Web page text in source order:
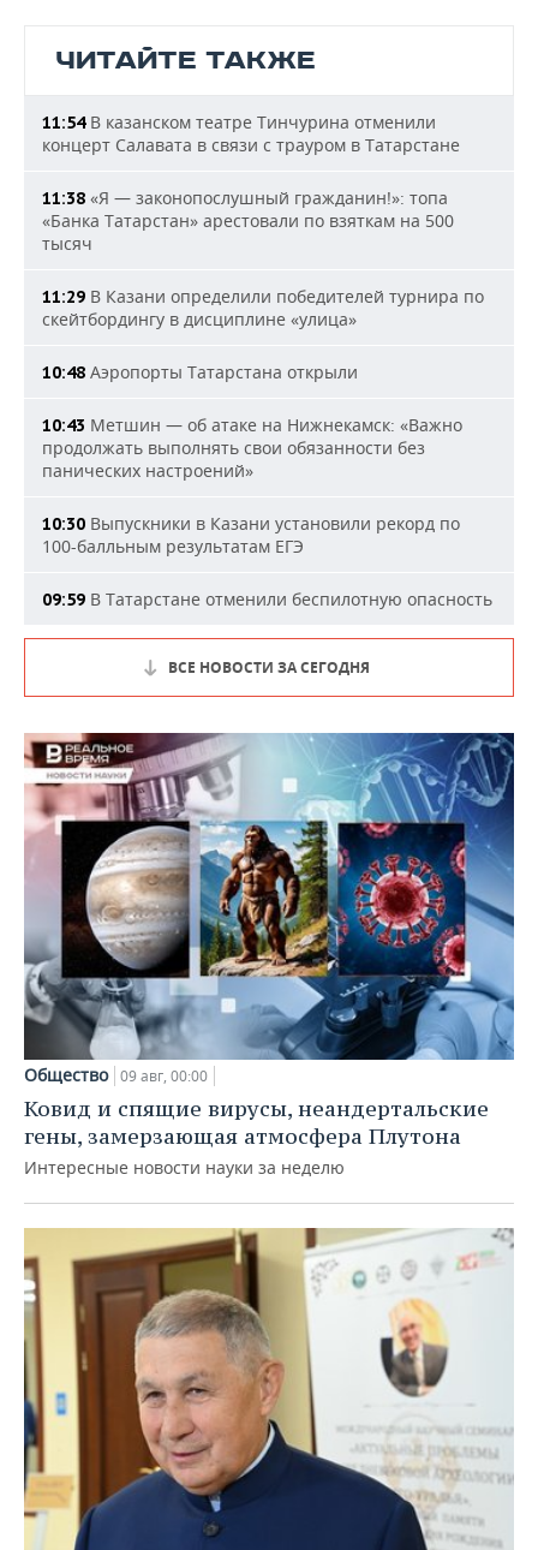
ЧИТАЙТЕ ТАКЖЕ
11:54В казанском театре Тинчурина отменили
концерт Салавата в связи с трауром в Татарстане
11:38 «Я — законопослушный гражданин!»: топа
«Банка Татарстан» арестовали по взяткам на 500
тысяч
11:29 В Казани определили победителей турнира по
скейтбордингу в дисциплине «улица»
10:48 Аэропорты Татарстана открыли
10:43 Метшин — об атаке на Нижнекамск: «Важно
продолжать выполнять свои обязанности без
панических настроений»
10:30 Выпускники в Казани установили рекорд по
100-балльным результатам ЕГЭ
09:59 В Татарстане отменили беспилотную опасность
ВСЕ НОВОСТИ ЗА СЕГОДНЯ
Общество 09 авг, 00:00
Ковид и спящие вирусы, неандертальские
гены, замерзающая атмосфера Плутона
Интересные новости науки за неделю